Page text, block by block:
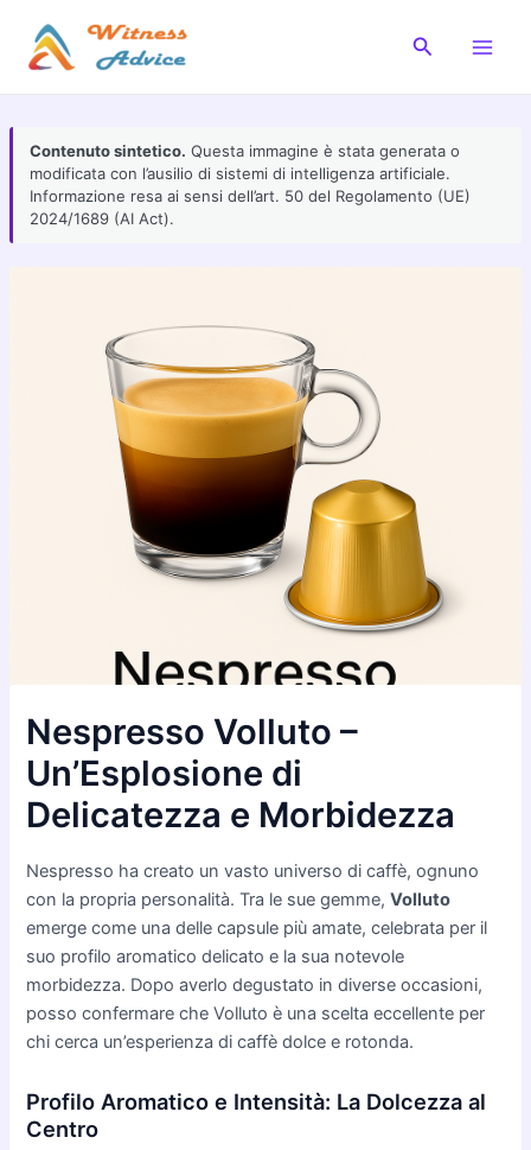
contenuto
Cerca
Contenuto sintetico. Questa immagine è stata generata o
modificata con l’ausilio di sistemi di intelligenza artificiale.
Informazione resa ai sensi dell’art. 50 del Regolamento (UE)
2024/1689 (AI Act).
Nespresso Volluto –
Un’Esplosione di
Delicatezza e Morbidezza
Nespresso ha creato un vasto universo di caffè, ognuno
con la propria personalità. Tra le sue gemme,Volluto
emerge come una delle capsule più amate, celebrata per il
suo profilo aromatico delicato e la sua notevole
morbidezza. Dopo averlo degustato in diverse occasioni,
posso confermare che Volluto è una scelta eccellente per
chi cerca un’esperienza di caffè dolce e rotonda.
Profilo Aromatico e Intensità: La Dolcezza al
Centro